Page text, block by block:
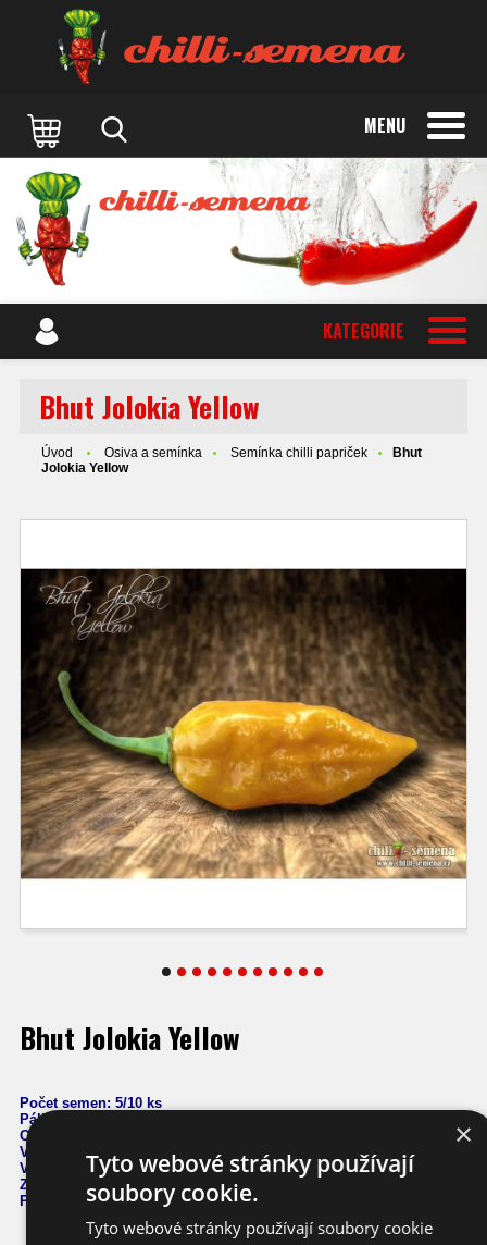
MENU
KATEGORIE
Bhut Jolokia Yellow
Úvod Osiva a semínka Semínka chilli papriček
Bhut
Jolokia Yellow
Bhut Jolokia Yellow
Počet semen: 5/10 ks
Pálivost:
Capsicum Chinense
Výška: 80 cm
Velikost plodů: 4-8 cm
Zrání: 100 dnů
Původ: Indie
×
Tyto webové stránky používají
soubory cookie.
Tyto webové stránky používají soubory cookie